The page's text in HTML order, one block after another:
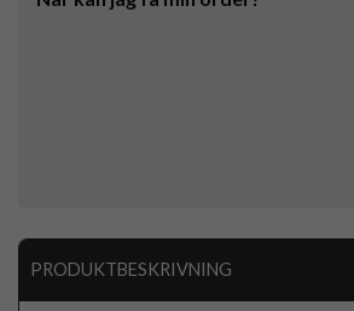
PRODUKTBESKRIVNING